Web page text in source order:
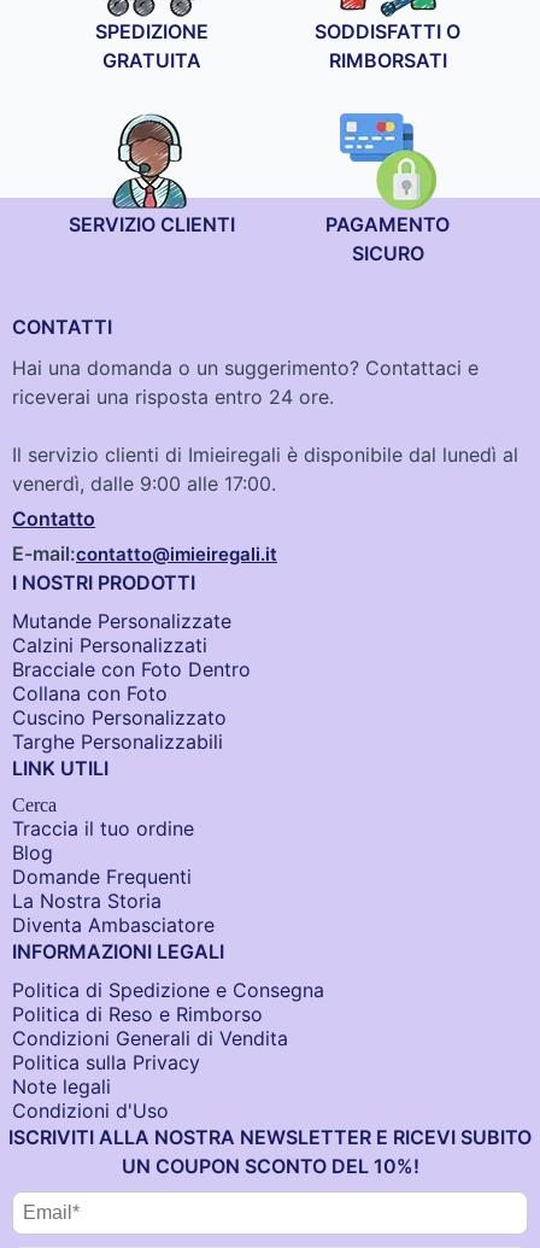
SPEDIZIONE
GRATUITA
SODDISFATTI O
RIMBORSATI
SERVIZIO CLIENTI
PAGAMENTO
SICURO
CONTATTI
Hai una domanda o un suggerimento? Contattaci e
riceverai una risposta entro 24 ore.
Il servizio clienti di Imieiregali è disponibile dal lunedì al
venerdì, dalle 9:00 alle 17:00.
Contatto
E-mail:contatto@imieiregali.it
I NOSTRI PRODOTTI
Mutande Personalizzate
Calzini Personalizzati
Bracciale con Foto Dentro​
Collana con Foto
Cuscino Personalizzato
Targhe Personalizzabili
LINK UTILI
Cerca
Traccia il tuo ordine
Blog
Domande Frequenti
La Nostra Storia
Diventa Ambasciatore
INFORMAZIONI LEGALI
Politica di Spedizione e Consegna
Politica di Reso e Rimborso
Condizioni Generali di Vendita
Politica sulla Privacy
Note legali
Condizioni d'Uso
ISCRIVITI ALLA NOSTRA NEWSLETTER E RICEVI SUBITO
UN COUPON SCONTO DEL 10%!